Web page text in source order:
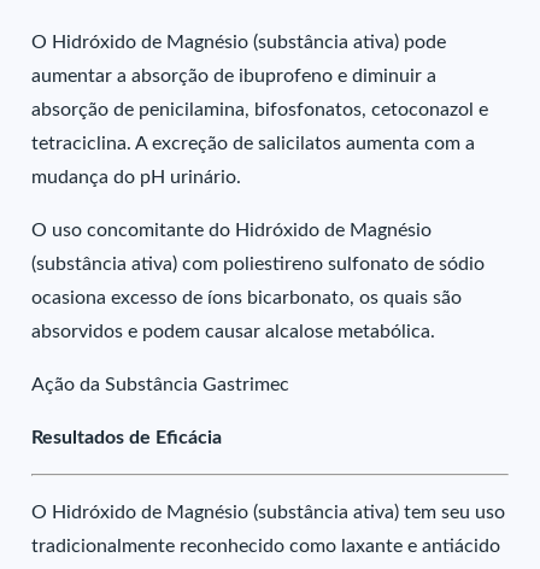
O Hidróxido de Magnésio (substância ativa) pode
aumentar a absorção de ibuprofeno e diminuir a
absorção de penicilamina, bifosfonatos, cetoconazol e
tetraciclina. A excreção de salicilatos aumenta com a
mudança do pH urinário.
O uso concomitante do Hidróxido de Magnésio
(substância ativa) com poliestireno sulfonato de sódio
ocasiona excesso de íons bicarbonato, os quais são
absorvidos e podem causar alcalose metabólica.
Ação da Substância Gastrimec
Resultados de Eficácia
O Hidróxido de Magnésio (substância ativa) tem seu uso
tradicionalmente reconhecido como laxante e antiácido